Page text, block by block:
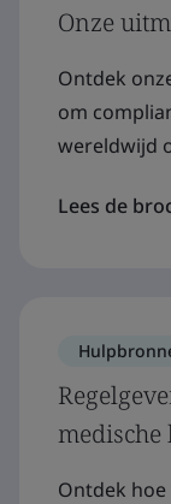
Onze
Ontdek
om
wereldwijd
Lees de
Ontdek